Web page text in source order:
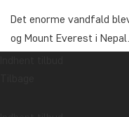
Det enorme vandfald
og Mount Everest i Nepal.